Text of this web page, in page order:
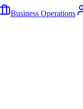
Business Operations